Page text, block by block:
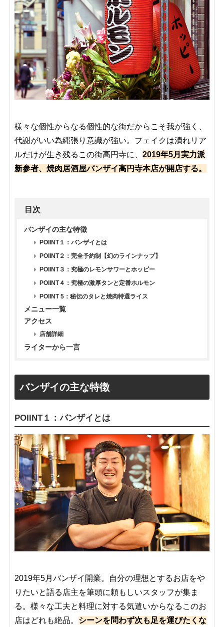
様々な個性からなる個性的な街だからこそ我が強く、
代謝がいい為縄張り意識が強い。フェイクは潰れリア
ルだけが生き残るこの街高円寺に、 2019年5月実力派
新参者、焼肉居酒屋バンザイ高円寺本店が開店する。
目次
バンザイの主な特徴
POIINT１：バンザイとは
POIINT２：完全予約制【幻のラインナップ】
POIINT３：究極のレモンサワーとホッピー
POIINT４：究極の激厚タンと定番ホルモン
POIINT 5：秘伝のタレと焼肉特選ライス
メニュー一覧
アクセス
店舗詳細
ライターから一言
バンザイの主な特徴
POIINT１：バンザイとは
2019年5月バンザイ開業。自分の理想とするお店をや
りたいと語る店主を筆頭に頼もしいスタッフが集ま
る。様々な工夫と料理に対する気遣いからなるこのお
店はどれも絶品。 シーンを問わず次も足を運びたくな